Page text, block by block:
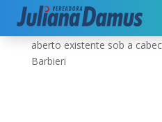
Início|Cuidados com a
aberto existente sob a
Barbieri